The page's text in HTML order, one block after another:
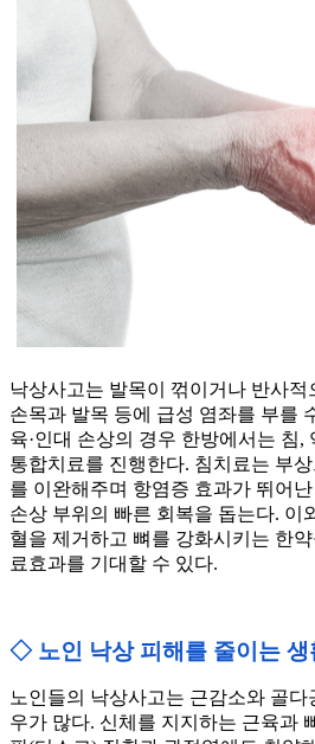
낙상사고는 발목이 꺾이거나 반사적
손목과 발목 등에 급성 염좌를 부를
육·인대 손상의 경우 한방에서는 침,
통합치료를 진행한다. 침치료는 부
를 이완해주며 항염증 효과가 뛰어
손상 부위의 빠른 회복을 돕는다. 이
혈을 제거하고 뼈를 강화시키는 한
료효과를 기대할 수 있다.
◇ 노인 낙상 피해를 줄이는 생
노인들의 낙상사고는 근감소와 골다
우가 많다. 신체를 지지하는 근육과